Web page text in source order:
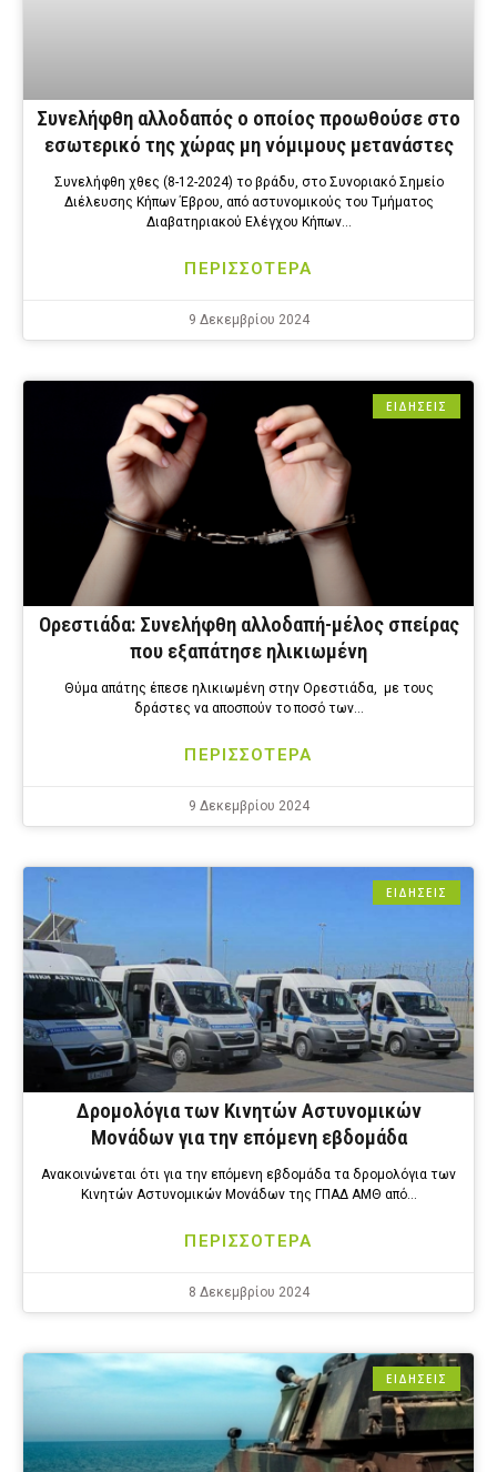
Συνελήφθη αλλοδαπός ο οποίος προωθούσε στο
εσωτερικό της χώρας μη νόμιμους μετανάστες
Συνελήφθη χθες (8-12-2024) το βράδυ, στο Συνοριακό Σημείο
Διέλευσης Κήπων Έβρου, από αστυνομικούς του Τμήματος
Διαβατηριακού Ελέγχου Κήπων…
ΠΕΡΙΣΣΟΤΕΡΑ
9 Δεκεμβρίου 2024
ΕΙΔΗΣΕΙΣ
Ορεστιάδα: Συνελήφθη αλλοδαπή-μέλος σπείρας
που εξαπάτησε ηλικιωμένη
Θύμα απάτης έπεσε ηλικιωμένη στην Ορεστιάδα, με τους
δράστες να αποσπούν το ποσό των…
ΠΕΡΙΣΣΟΤΕΡΑ
9 Δεκεμβρίου 2024
ΕΙΔΗΣΕΙΣ
Δρομολόγια των Κινητών Αστυνομικών
Μονάδων για την επόμενη εβδομάδα
Ανακοινώνεται ότι για την επόμενη εβδομάδα τα δρομολόγια των
Κινητών Αστυνομικών Μονάδων της ΓΠΑΔ ΑΜΘ από…
ΠΕΡΙΣΣΟΤΕΡΑ
8 Δεκεμβρίου 2024
ΕΙΔΗΣΕΙΣ